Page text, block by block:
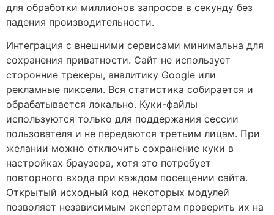
для обработки миллионов запросов в секунду без
падения производительности.
Интеграция с внешними сервисами минимальна для
сохранения приватности. Сайт не использует
сторонние трекеры, аналитику Google или
рекламные пиксели. Вся статистика собирается и
обрабатывается локально. Куки-файлы
используются только для поддержания сессии
пользователя и не передаются третьим лицам. При
желании можно отключить сохранение куки в
настройках браузера, хотя это потребует
повторного входа при каждом посещении сайта.
Открытый исходный код некоторых модулей
позволяет независимым экспертам проверить их на